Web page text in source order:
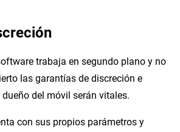
trabaja en segundo plano y no
las garantías de discreción e
del móvil serán vitales.
con sus propios parámetros y